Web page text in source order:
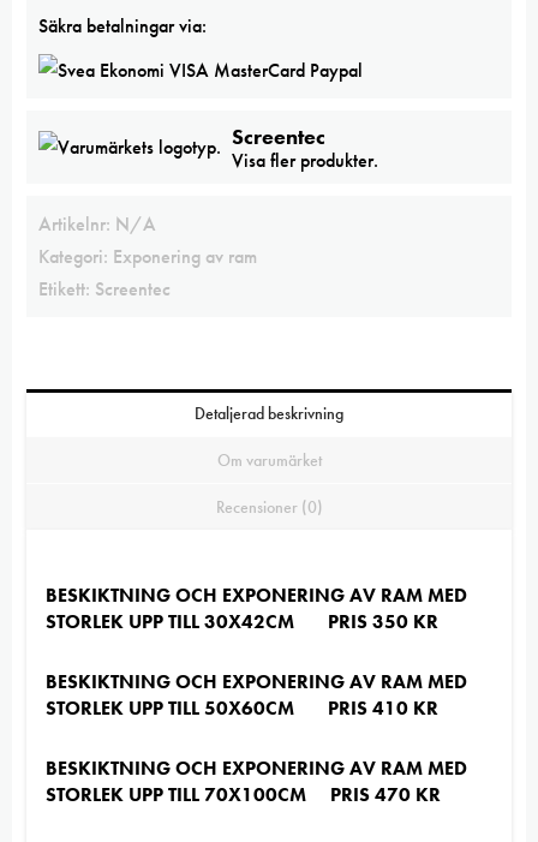
Säkra betalningar via:
Screentec
Visa fler produkter.
Artikelnr: N/A
Kategori: Exponering av ram
Etikett: Screentec
Detaljerad beskrivning
Om varumärket
Recensioner (0)
BESKIKTNING OCH EXPONERING AV RAM MED
STORLEK UPP TILL 30X42CM PRIS 350 KR
BESKIKTNING OCH EXPONERING AV RAM MED
STORLEK UPP TILL 50X60CM PRIS 410 KR
BESKIKTNING OCH EXPONERING AV RAM MED
STORLEK UPP TILL 70X100CM PRIS 470 KR